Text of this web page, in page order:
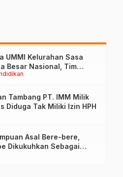
UMMI Kelurahan Sasa
Besar Nasional, Tim
Visitasi di Ternate
Tambang PT. IMM Milik
Diduga Tak Miliki Izin HPH
Asal Bere-bere,
Dikukuhkan Sebagai
dan Rektor Ummu